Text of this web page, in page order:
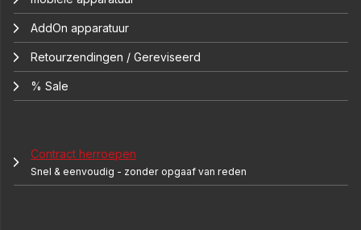
AddOn apparatuur
Retourzendingen / Gereviseerd
% Sale
Contract herroepen
Snel & eenvoudig - zonder opgaaf van reden